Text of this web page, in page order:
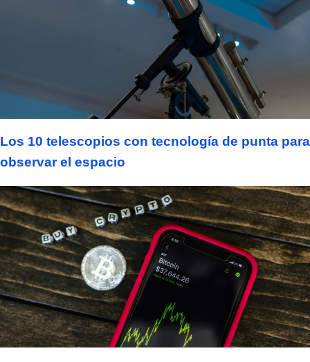
Los 10 telescopios con tecnología de punta para
observar el espacio